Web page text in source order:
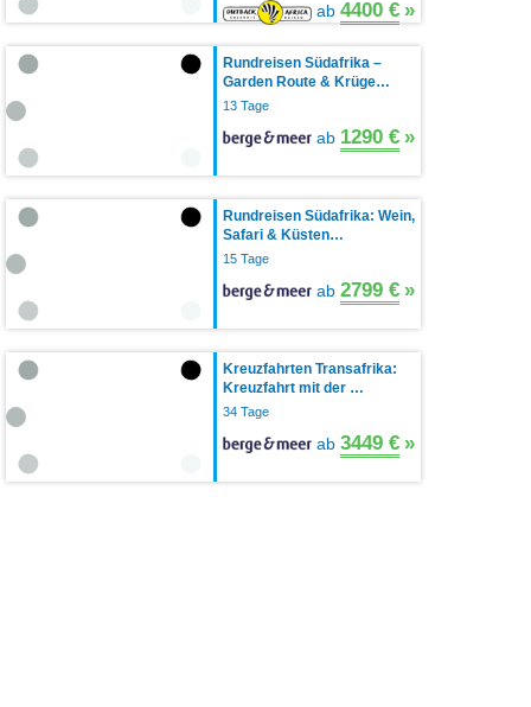
ab 4400 € »
Rundreisen Südafrika –
Garden Route & Krüge…
13 Tage
ab 1290 € »
Rundreisen Südafrika: Wein,
Safari & Küsten…
15 Tage
ab 2799 € »
Kreuzfahrten Transafrika:
Kreuzfahrt mit der …
34 Tage
ab 3449 € »